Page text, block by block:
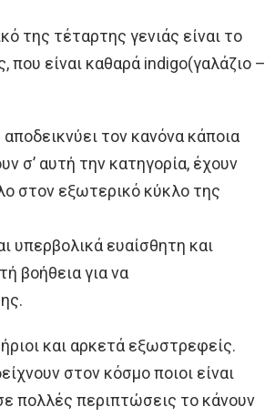
της τέταρτης γενιάς είναι το
που είναι καθαρά indigo(γαλάζιο –
τον κανόνα κάποια
σ’ αυτή την κατηγορία, έχουν
στον εξωτερικό κύκλο της
υπερβολικά ευαίσθητη και
βοήθεια για να
και αρκετά εξωστρεφείς.
στον κόσμο ποιοι είναι
πολλές περιπτώσεις το κάνουν